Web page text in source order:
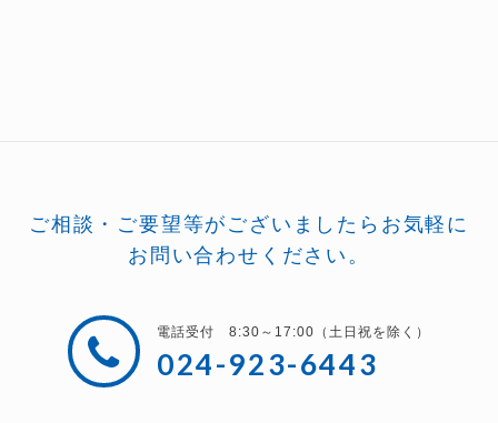
ご相談・ご要望等がございましたらお気軽に
お問い合わせください。
電話受付 8:30～17:00（土日祝を除く）
024-923-6443